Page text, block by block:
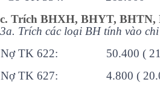
c. Trích BHXH, BHYT, BHTN,
3a. Trích các loại BH tính vào
Nợ TK 622: 50.400 (
Nợ TK 627: 4.800 (